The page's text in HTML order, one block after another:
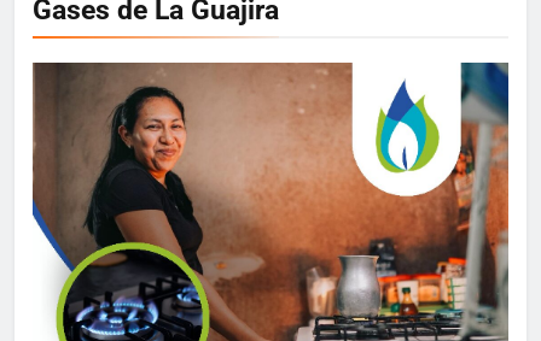
Gases de La Guajira